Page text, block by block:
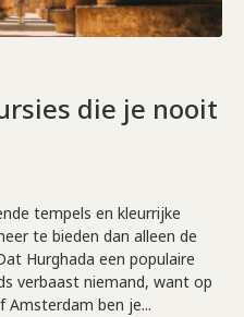
die je nooit
tempels en kleurrijke
te bieden dan alleen de
Hurghada een populaire
verbaast niemand, want op
Amsterdam ben je...